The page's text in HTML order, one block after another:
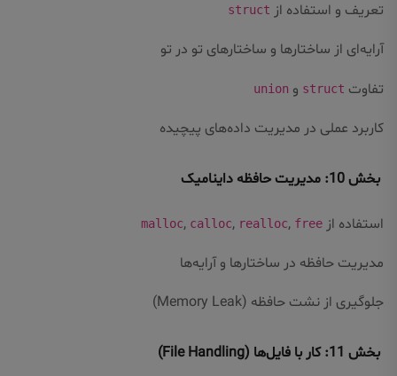
تعریف و استفاده از struct
آرایه‌ای از ساختارها و ساختارهای تو در تو
تفاوت struct و union
کاربرد عملی در مدیریت داده‌های پیچیده
بخش 10: مدیریت حافظه داینامیک
استفاده از malloc, calloc, realloc, free
مدیریت حافظه در ساختارها و آرایه‌ها
جلوگیری از نشت حافظه (Memory Leak)
بخش 11: کار با فایل‌ها (File Handling)